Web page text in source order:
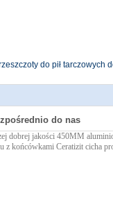
do pił tarczowych
do nas